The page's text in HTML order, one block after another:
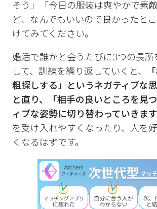
そう」「今日の服装は爽やかで素
ど、なんでもいいので良かったと
けてみてください。
婚活で誰かと会うたびに3つの長所
して、訓練を繰り返していくと、
粗探しする」というネガティブな
と直り、「相手の良いところを見
ィブな姿勢に切り替わっていきます
を受け入れやすくなったり、人を
くなるはずです。